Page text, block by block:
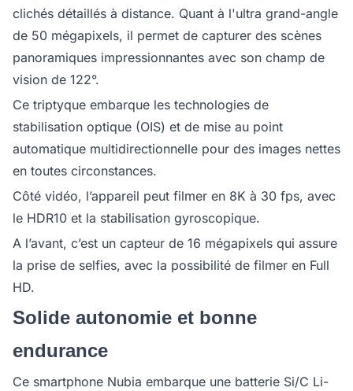
clichés détaillés à distance. Quant à l'ultra grand-angle
de 50 mégapixels, il permet de capturer des scènes
panoramiques impressionnantes avec son champ de
vision de 122°.
Ce triptyque embarque les technologies de
stabilisation optique (OIS) et de mise au point
automatique multidirectionnelle pour des images nettes
en toutes circonstances.
Côté vidéo, l’appareil peut filmer en 8K à 30 fps, avec
le HDR10 et la stabilisation gyroscopique.
A l’avant, c’est un capteur de 16 mégapixels qui assure
la prise de selfies, avec la possibilité de filmer en Full
HD.
Solide autonomie et bonne
endurance
Ce smartphone Nubia embarque une batterie Si/C Li-